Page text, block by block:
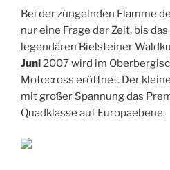
Bei der züngelnden Flamme
nur eine Frage der Zeit, bis
legendären Bielsteiner
Juni2007 wird im
Motocross eröffnet. Der
mit großer Spannung das
Quadklasse auf Europaebene.